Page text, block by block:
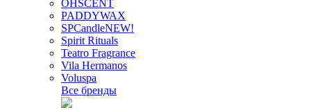
OHSCENT
PADDYWAX
SPCandleNEW!
Spirit Rituals
Teatro Fragrance
Vila Hermanos
Voluspa
Все бренды